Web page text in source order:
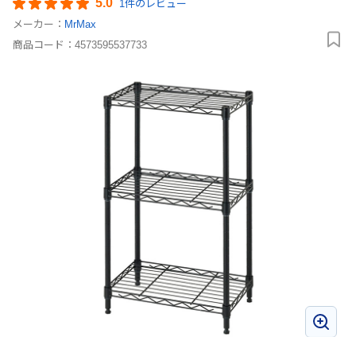
5.0 1件のレビュー
メーカー： MrMax
商品コード： 4573595537733